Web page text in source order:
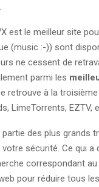
est le meilleur site
(music :-)) sont
ne cessent de
parmi les
retrouve à la
LimeTorrents, EZTV,
des plus grands
sécurité. Ce qui
correspondant
pour réduire tous